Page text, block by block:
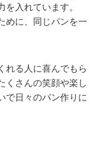
入れています。
めに、同じパンを一
れる人に喜んでもら
くさんの笑顔や楽し
で日々のパン作りに